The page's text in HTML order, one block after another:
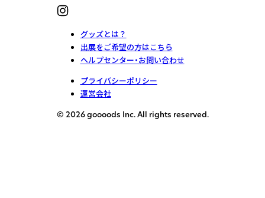
グッズとは？
出展をご希望の方はこちら
ヘルプセンター・お問い合わせ
プライバシーポリシー
運営会社
© 2026 goooods Inc. All rights reserved.